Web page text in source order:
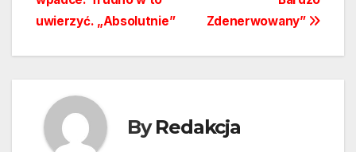
Zdenerwowany”
uwierzyć. „Absolutnie”
ByRedakcja